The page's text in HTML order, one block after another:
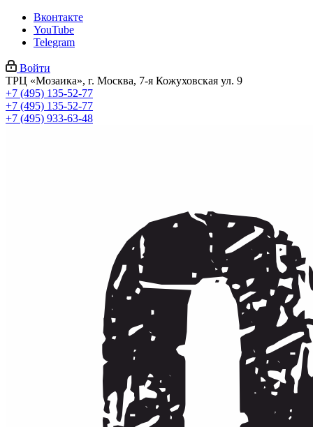
Вконтакте
YouTube
Telegram
Войти
ТРЦ «Мозаика», г. Москва, 7-я Кожуховская ул. 9
+7 (495) 135-52-77
+7 (495) 135-52-77
+7 (495) 933-63-48